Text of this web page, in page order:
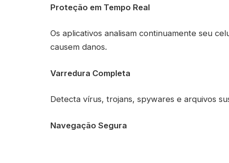
Proteção em Tempo Real
Os aplicativos analisam continuamente seu
causem danos.
Varredura Completa
Detecta vírus, trojans, spywares e arquivos
Navegação Segura